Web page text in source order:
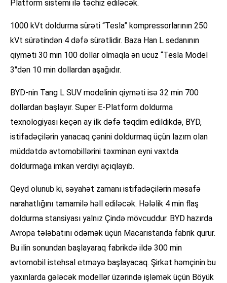
Platform sistemi ilə təchiz ediləcək.
1000 kVt doldurma sürəti “Tesla” kompressorlarının 250
kVt sürətindən 4 dəfə sürətlidir. Baza Han L sedanının
qiyməti 30 min 100 dollar olmaqla ən ucuz “Tesla Model
3″dən 10 min dollardan aşağıdır.
BYD-nin Tang L SUV modelinin qiyməti isə 32 min 700
dollardan başlayır. Super E-Platform doldurma
texnologiyası keçən ay ilk dəfə təqdim edildikdə, BYD,
istifadəçilərin yanacaq çənini doldurmaq üçün lazım olan
müddətdə avtomobillərini təxminən eyni vaxtda
doldurmağa imkan verdiyi açıqlayıb.
Qeyd olunub ki, səyahət zamanı istifadəçilərin məsafə
narahatlığını tamamilə həll ediləcək. Hələlik 4 min flaş
doldurma stansiyası yalnız Çində mövcuddur. BYD hazırda
Avropa tələbatını ödəmək üçün Macarıstanda fabrik qurur.
Bu ilin sonundan başlayaraq fabrikdə ildə 300 min
avtomobil istehsal etməyə başlayacaq. Şirkət həmçinin bu
yaxınlarda gələcək modellər üzərində işləmək üçün Böyük